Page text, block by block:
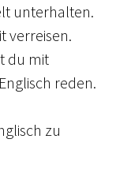
unterhalten.
verreisen.
du mit
reden.
zu